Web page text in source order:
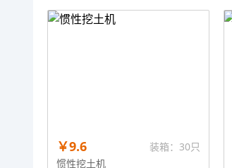
￥9.6
装箱：30只
惯性挖土机